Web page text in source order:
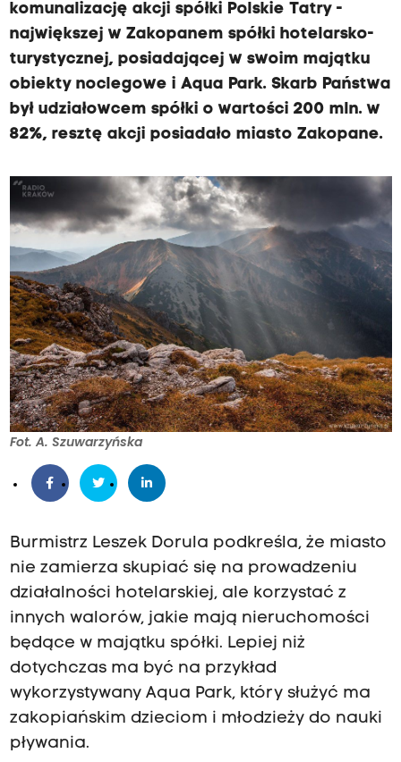
komunalizację akcji spółki Polskie Tatry -
największej w Zakopanem spółki hotelarsko-
turystycznej, posiadającej w swoim majątku
obiekty noclegowe i Aqua Park. Skarb Państwa
był udziałowcem spółki o wartości 200 mln. w
82%, resztę akcji posiadało miasto Zakopane.
Fot. A. Szuwarzyńska
Burmistrz Leszek Dorula podkreśla, że miasto
nie zamierza skupiać się na prowadzeniu
działalności hotelarskiej, ale korzystać z
innych walorów, jakie mają nieruchomości
będące w majątku spółki. Lepiej niż
dotychczas ma być na przykład
wykorzystywany Aqua Park, który służyć ma
zakopiańskim dzieciom i młodzieży do nauki
pływania.